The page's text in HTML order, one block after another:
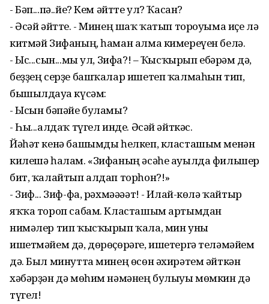
- Бәп...пә..йе? Кем әйтте ул? Ҡасан?
- Әсәй әйтте. - Минең шаҡ ҡатып тороуыма иҫе лә
китмәй Зифаның, һаман алма кимереүен белә.
- Ыс...сын...мы ул, Зифа?! – Ҡысҡырып ебәрәм дә,
беҙҙең серҙе башҡалар ишетеп ҡалмаһын тип,
бышылдауға күсәм:
- Ысын бәпәйе буламы?
- Һы...алдаҡ түгел инде. Әсәй әйткәс.
Йәһәт кенә башымды һелкеп, класташым менән
килешә һалам. «Зифаның әсәһе ауылда фильшер
бит, ҡалайтып алдап торһон?!»
- Зиф... Зиф-фа, рәхмәәәәт! - Илай-көлә ҡайтыр
яҡҡа тороп сабам. Класташым артымдан
нимәлер тип ҡысҡырып ҡала, мин уны
ишетмәйем дә, дөрөҫөрәге, ишетергә теләмәйем
дә. Был минутта минең өсөн әхирәтем әйткән
хәбәрҙән дә мөһим нәмәнең булыуы мөмкин дә
түгел!